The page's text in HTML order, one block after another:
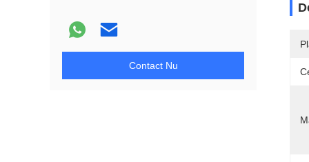
Contact Nu